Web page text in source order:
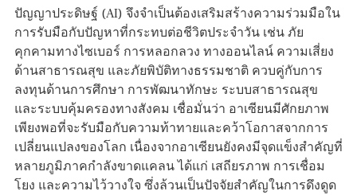
ปัญญาประดิษฐ์ (AI) จึงจำเป็นต้องเสริมสร้างความร่วมมือใน
การรับมือกับปัญหาที่กระทบต่อชีวิตประจำวัน เช่น ภัย
คุกคามทางไซเบอร์ การหลอกลวง ทางออนไลน์ ความเสี่ยง
ด้านสาธารณสุข และภัยพิบัติทางธรรมชาติ ควบคู่กับการ
ลงทุนด้านการศึกษา การพัฒนาทักษะ ระบบสาธารณสุข
และระบบคุ้มครองทางสังคม เชื่อมั่นว่า อาเซียนมีศักยภาพ
เพียงพอที่จะรับมือกับความท้าทายและคว้าโอกาสจากการ
เปลี่ยนแปลงของโลก เนื่องจากอาเซียนยังคงมีจุดแข็งสำคัญที่
หลายภูมิภาคกำลังขาดแคลน ได้แก่ เสถียรภาพ การเชื่อม
โยง และความไว้วางใจ ซึ่งล้วนเป็นปัจจัยสำคัญในการดึงดูด